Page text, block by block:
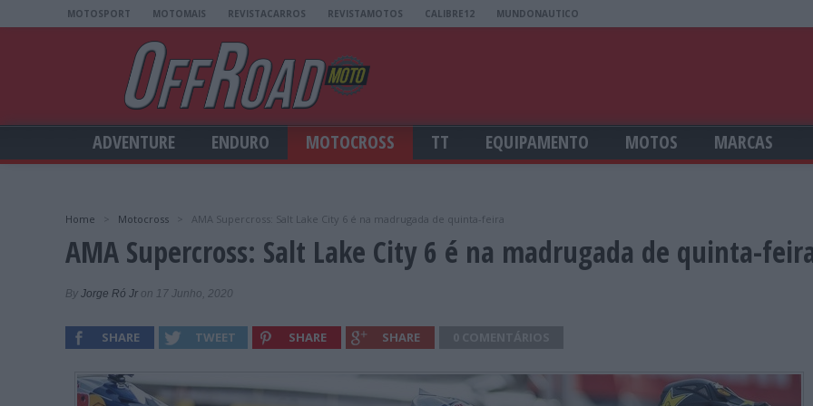
MOTOSPORT MOTOMAIS REVISTACARROS REVISTAMOTOS CALIBRE12 MUNDONAUTICO
ADVENTURE ENDURO MOTOCROSS TT EQUIPAMENTO MOTOS MARCAS
Home Motocross AMA Supercross: Salt Lake City 6 é na madrugada de quinta-feira
AMA Supercross: Salt Lake City 6 é na madrugada de quinta-
By Jorge Ró Jr on 17 Junho, 2020
SHARE TWEET SHARE SHARE